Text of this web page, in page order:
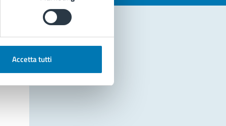
Accetta tutti